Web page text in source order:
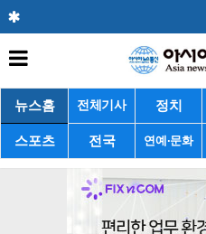
뉴스홈 전체기사 정치
스포츠 전국 연예·문화